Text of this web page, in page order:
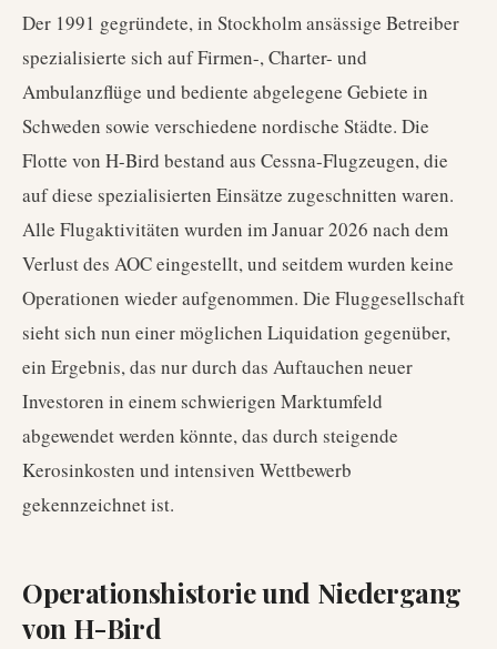
Der 1991 gegründete, in Stockholm ansässige Betreiber
spezialisierte sich auf Firmen-, Charter- und
Ambulanzflüge und bediente abgelegene Gebiete in
Schweden sowie verschiedene nordische Städte. Die
Flotte von H-Bird bestand aus Cessna-Flugzeugen, die
auf diese spezialisierten Einsätze zugeschnitten waren.
Alle Flugaktivitäten wurden im Januar 2026 nach dem
Verlust des AOC eingestellt, und seitdem wurden keine
Operationen wieder aufgenommen. Die Fluggesellschaft
sieht sich nun einer möglichen Liquidation gegenüber,
ein Ergebnis, das nur durch das Auftauchen neuer
Investoren in einem schwierigen Marktumfeld
abgewendet werden könnte, das durch steigende
Kerosinkosten und intensiven Wettbewerb
gekennzeichnet ist.
Operationshistorie und Niedergang
von H-Bird